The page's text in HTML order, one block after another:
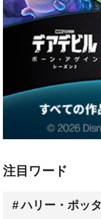
注目ワード
ハリー・ポッタ
配信スケジュ